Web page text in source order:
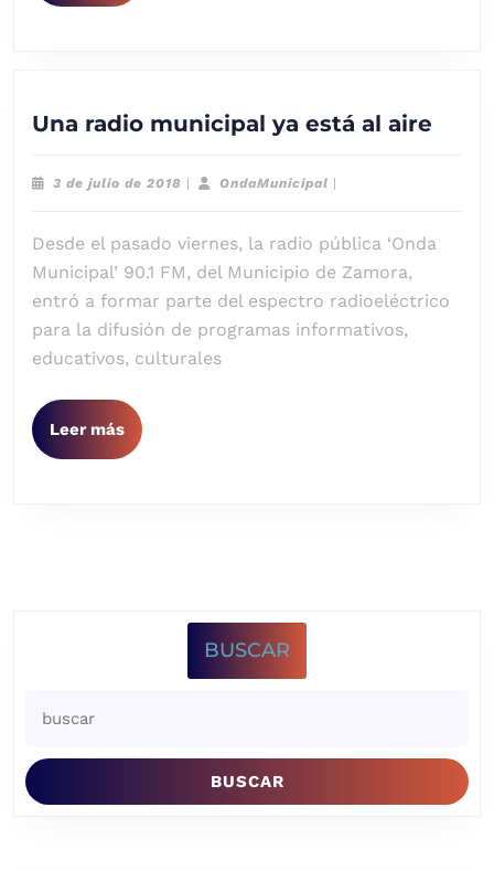
Una radio municipal ya está al aire
al
3 de julio de 2018 3
de
| OndaMunicipalOndaMunicipal
|
Desde el pasado viernes, la radio pública ‘Onda
Municipal’ 90.1 FM, del Municipio de Zamora,
entró a formar parte del espectro radioeléctrico
para la difusión de programas informativos,
educativos, culturales
Leer másLeer
más
BUSCAR